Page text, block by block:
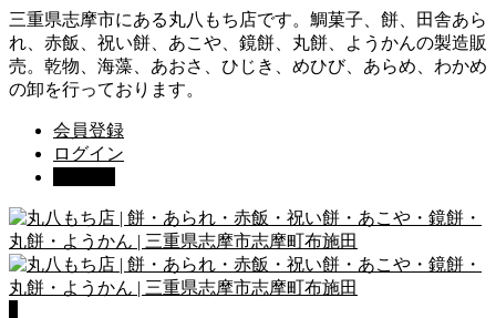
三重県志摩市にある丸八もち店です。鯛菓子、餅、田舎あら
れ、赤飯、祝い餅、あこや、鏡餅、丸餅、ようかんの製造販
売。乾物、海藻、あおさ、ひじき、めひび、あらめ、わかめ
の卸を行っております。
会員登録
ログイン